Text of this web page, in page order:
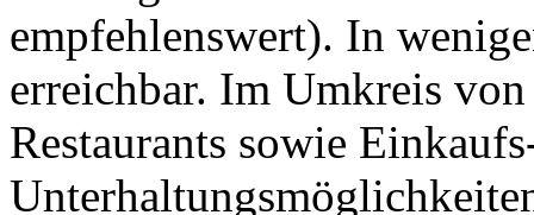
empfehlenswert). In
erreichbar. Im Umkreis
Restaurants sowie